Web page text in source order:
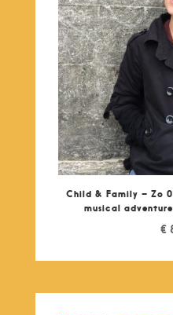
Child & Family – Zo
musical
€